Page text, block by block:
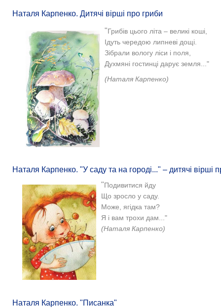
Наталя Карпенко. Дитячі вірші про гриби
"Грибів цього літа – великі коші,
Ідуть чередою липневі дощі.
Зібрали вологу ліси і поля,
Духмяні гостинці дарує земля..."
(Наталя Карпенко)
Наталя Карпенко. "У саду та на городі..." – дитячі вірші
"Подивитися йду
Що зросло у саду.
Може, ягідка там?
Я і вам трохи дам..."
(Наталя Карпенко)
Наталя Карпенко. "Писанка"